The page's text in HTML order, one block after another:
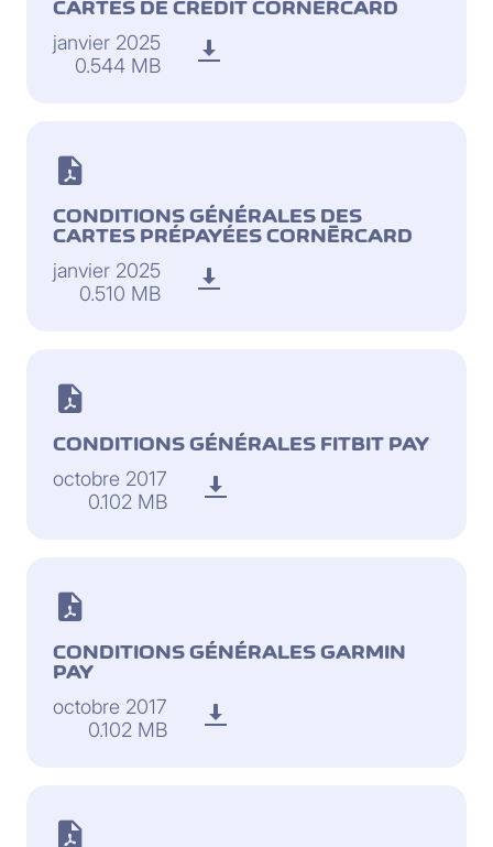
CARTES DE CRÉDIT CORNÈRCARD
0.544 MB
janvier 2025
CONDITIONS GÉNÉRALES DES
CARTES PRÉPAYÉES CORNÈRCARD
0.510 MB
janvier 2025
CONDITIONS GÉNÉRALES FITBIT PAY
0.102 MB
octobre 2017
CONDITIONS GÉNÉRALES GARMIN
PAY
0.102 MB
octobre 2017